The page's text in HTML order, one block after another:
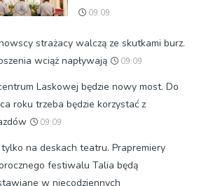
09:09
strażacy walczą ze skutkami burz.
wciąż napływają
09:09
Laskowej będzie nowy most. Do
roku trzeba będzie korzystać z
09:09
na deskach teatru. Prapremiery
festiwalu Talia będą
w niecodziennych